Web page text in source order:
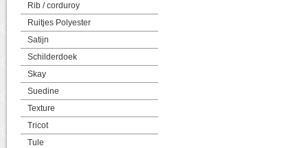
Rib / corduroy
Ruitjes Polyester
Satijn
Schilderdoek
Skay
Suedine
Texture
Tricot
Tule